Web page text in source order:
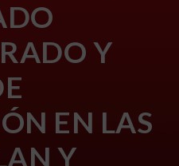
Y
EN LAS
Y